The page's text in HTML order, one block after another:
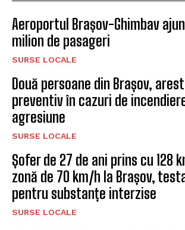
Aeroportul Brașov-Ghimbav
milion de pasageri
SURSE LOCALE
Două persoane din Brașov,
preventiv în cazuri de
agresiune
SURSE LOCALE
Șofer de 27 de ani prins cu 128
zonă de 70 km/h la Brașov,
pentru substanțe interzise
SURSE LOCALE